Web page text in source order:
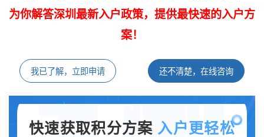
为你解答深圳最新入户政策，提供最快速的入户方
案！
我已了解，立即申请 还不清楚，在线咨询
快速获取积分方案 入户更轻松